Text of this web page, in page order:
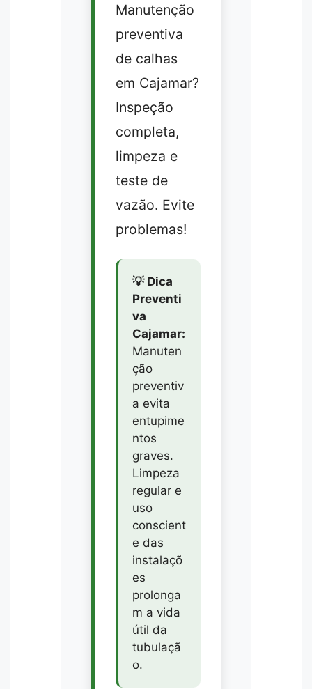
Manutenção
preventiva
de calhas
em Cajamar?
Inspeção
completa,
limpeza e
teste de
vazão. Evite
problemas!
💡 Dica
Preventi
va
Cajamar:
Manuten
ção
preventiv
a evita
entupime
ntos
graves.
Limpeza
regular e
uso
conscient
e das
instalaçõ
es
prolonga
m a vida
útil da
tubulaçã
o.